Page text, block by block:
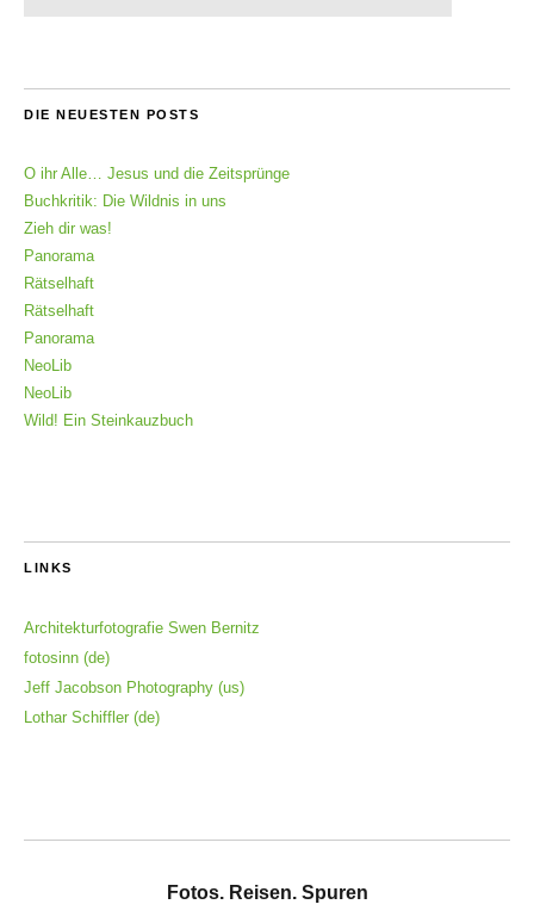
DIE NEUESTEN POSTS
O ihr Alle… Jesus und die Zeitsprünge
Buchkritik: Die Wildnis in uns
Zieh dir was!
Panorama
Rätselhaft
Rätselhaft
Panorama
NeoLib
NeoLib
Wild! Ein Steinkauzbuch
LINKS
Architekturfotografie Swen Bernitz
fotosinn (de)
Jeff Jacobson Photography (us)
Lothar Schiffler (de)
Fotos. Reisen. Spuren